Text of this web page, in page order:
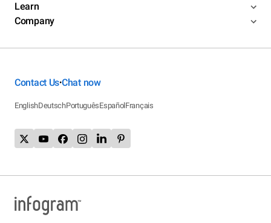
Learn
Company
Contact Us•Chat now
EnglishDeutschPortuguêsEspañolFrançais